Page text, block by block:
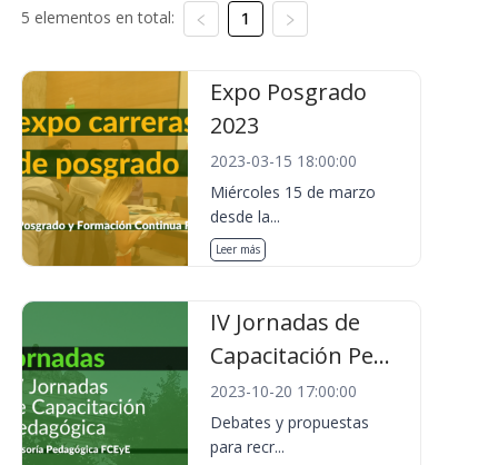
5 elementos en total: 1
Expo Posgrado
2023
2023-03-15 18:00:00
Miércoles 15 de marzo
desde la...
Leer más
IV Jornadas de
Capacitación Pe...
2023-10-20 17:00:00
Debates y propuestas
para recr...